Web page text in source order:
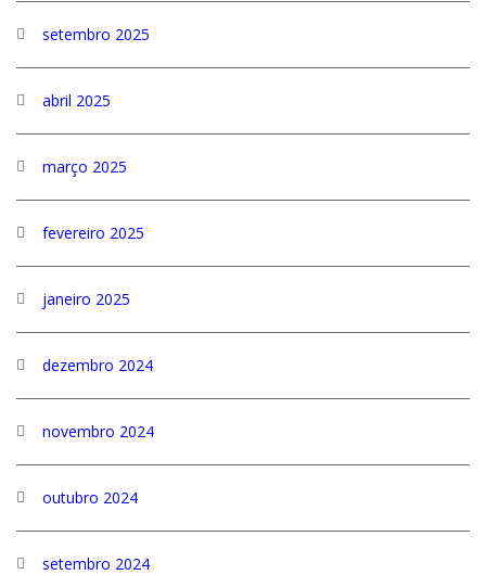
setembro 2025
abril 2025
março 2025
fevereiro 2025
janeiro 2025
dezembro 2024
novembro 2024
outubro 2024
setembro 2024